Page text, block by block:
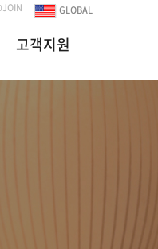
JOIN GLOBAL
고객지원